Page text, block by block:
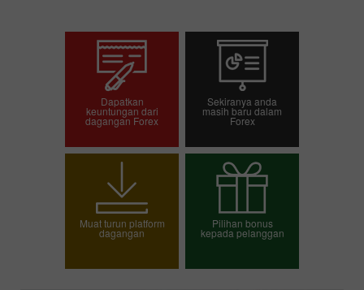
Dapatkan
keuntungan dari
dagangan Forex
dagangan
Sekiranya anda
masih baru dalam
Forex
Pembukaan akaun
demo
Muat turun platform
dagangan
Pilihan bonus
kepada pelanggan